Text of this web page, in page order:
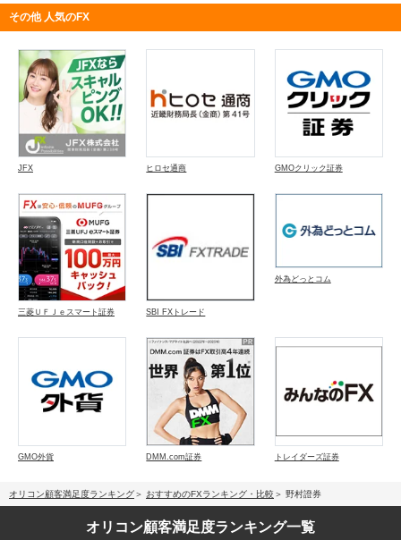
その他 人気のFX
JFX ヒロセ通商 GMOクリック証券
三菱ＵＦＪｅスマート証券 SBI FXトレード
外為どっとコム
GMO外貨 DMM.com証券 トレイダーズ証券
オリコン顧客満足度ランキング おすすめのFXランキング・比較 野村證券
オリコン顧客満足度ランキング一覧